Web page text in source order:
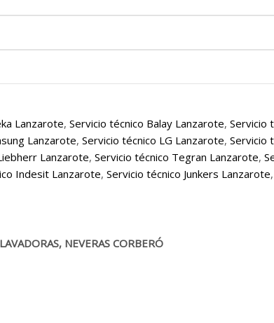
Lanzarote, Servicio técnico Balay Lanzarote, Servicio
Lanzarote, Servicio técnico LG Lanzarote, Servicio
Lanzarote, Servicio técnico Tegran Lanzarote,
Indesit Lanzarote, Servicio técnico Junkers Lanzarote,
NEVERAS CORBERÓ